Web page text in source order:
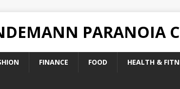
PARANOIA
FINANCE FOOD HEALTH &